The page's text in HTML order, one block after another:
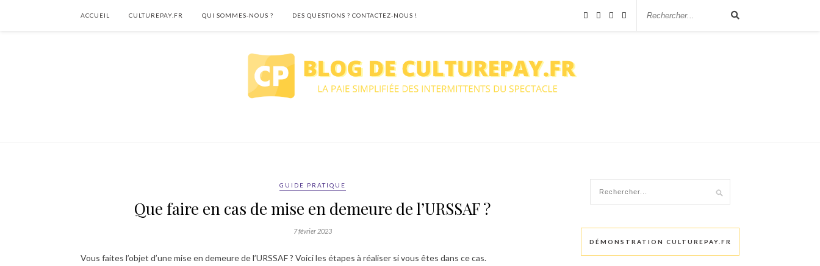
ACCUEIL CULTUREPAY.FR QUI SOMMES-NOUS ? DES QUESTIONS ? CONTACTEZ-NOUS !
GUIDE PRATIQUE
Que faire en cas de mise en demeure de l’URSSAF ?
7 février 2023
Vous faites l’objet d’une mise en demeure de l’URSSAF ? Voici les étapes à réaliser si vous êtes dans ce cas.
DÉMONSTRATION CULTUREPAY.FR